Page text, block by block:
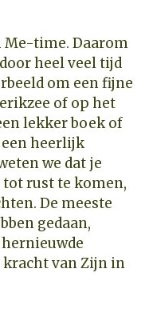
Me-time. Daarom
heel veel tijd
om een fijne
of op het
lekker boek of
heerlijk
we dat je
tot rust te komen,
De meeste
gedaan,
kracht van Zijn in